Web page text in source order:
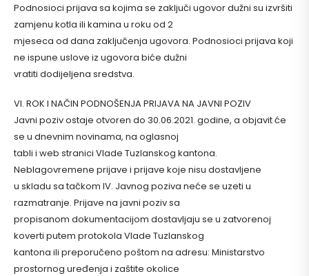
Podnosioci prijava sa kojima se zaključi ugovor dužni su izvršiti
zamjenu kotla ili kamina u roku od 2
mjeseca od dana zaključenja ugovora. Podnosioci prijava koji
ne ispune uslove iz ugovora biće dužni
vratiti dodijeljena sredstva.
VI. ROK I NAČIN PODNOŠENJA PRIJAVA NA JAVNI POZIV
Javni poziv ostaje otvoren do 30.06.2021. godine, a objavit će
se u dnevnim novinama, na oglasnoj
tabli i web stranici Vlade Tuzlanskog kantona.
Neblagovremene prijave i prijave koje nisu dostavljene
u skladu sa tačkom IV. Javnog poziva neće se uzeti u
razmatranje. Prijave na javni poziv sa
propisanom dokumentacijom dostavljaju se u zatvorenoj
koverti putem protokola Vlade Tuzlanskog
kantona ili preporučeno poštom na adresu: Ministarstvo
prostornog uređenja i zaštite okolice